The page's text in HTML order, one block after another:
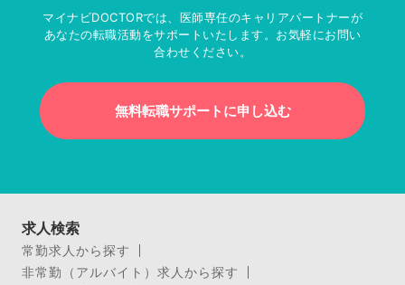
マイナビDOCTORでは、医師専任のキャリアパートナーが
あなたの転職活動をサポートいたします。お気軽にお問い
合わせください。
無料転職サポートに申し込む
求人検索
常勤求人から探す
非常勤（アルバイト）求人から探す